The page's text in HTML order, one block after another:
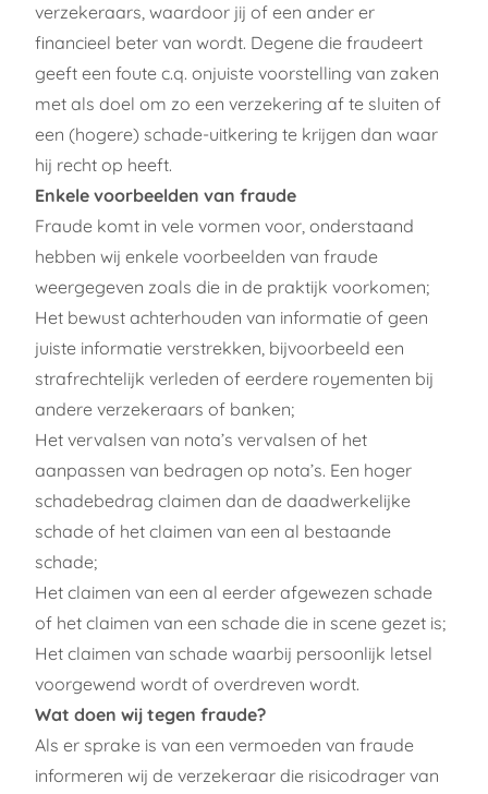
verzekeraars, waardoor jij of een ander er
financieel beter van wordt. Degene die fraudeert
geeft een foute c.q. onjuiste voorstelling van zaken
met als doel om zo een verzekering af te sluiten of
een (hogere) schade-uitkering te krijgen dan waar
hij recht op heeft.
Enkele voorbeelden van fraude
Fraude komt in vele vormen voor, onderstaand
hebben wij enkele voorbeelden van fraude
weergegeven zoals die in de praktijk voorkomen;
Het bewust achterhouden van informatie of geen
juiste informatie verstrekken, bijvoorbeeld een
strafrechtelijk verleden of eerdere royementen bij
andere verzekeraars of banken;
Het vervalsen van nota’s vervalsen of het
aanpassen van bedragen op nota’s. Een hoger
schadebedrag claimen dan de daadwerkelijke
schade of het claimen van een al bestaande
schade;
Het claimen van een al eerder afgewezen schade
of het claimen van een schade die in scene gezet is;
Het claimen van schade waarbij persoonlijk letsel
voorgewend wordt of overdreven wordt.
Wat doen wij tegen fraude?
Als er sprake is van een vermoeden van fraude
informeren wij de verzekeraar die risicodrager van